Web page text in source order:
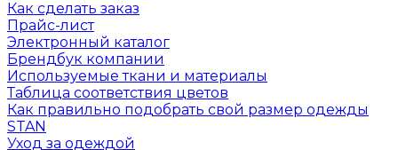
Как сделать заказ
Прайс-лист
Электронный каталог
Брендбук компании
Используемые ткани и материалы
Таблица соответствия цветов
Как правильно подобрать свой размер одежды
STAN
Уход за одеждой